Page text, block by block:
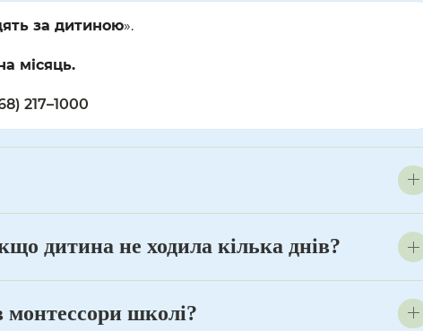
за дитиною».
місяць.
217–1000
дитина не ходила кілька днів?
монтессори школі?